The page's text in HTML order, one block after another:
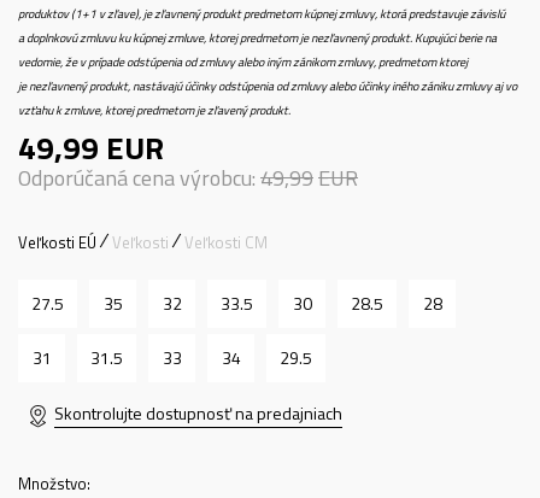
produktov (1+1 v zľave), je zľavnený produkt predmetom kúpnej zmluvy, ktorá predstavuje závislú
a doplnkovú zmluvu ku kúpnej zmluve, ktorej predmetom je nezľavnený produkt. Kupujúci berie na
vedomie, že v prípade odstúpenia od zmluvy alebo iným zánikom zmluvy, predmetom ktorej
je nezľavnený produkt, nastávajú účinky odstúpenia od zmluvy alebo účinky iného zániku zmluvy aj vo
vzťahu k zmluve, ktorej predmetom je zľavený produkt.
49,99 EUR
Odporúčaná cena výrobcu:49,99EUR
Veľkosti EÚ Veľkosti Veľkosti CM
27.5 35 32 33.5 30 28.5 28
31 31.5 33 34 29.5
Skontrolujte dostupnosť na predajniach
Množstvo: